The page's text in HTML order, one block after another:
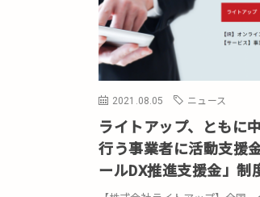
2021.08.05 ニュース
ライトアップ、ともに
行う事業者に活動支援
ールDX推進支援金」制